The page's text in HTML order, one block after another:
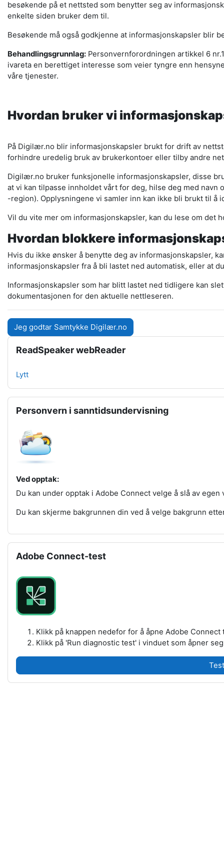
besøkende på et nettsted som benytter seg av
enkelte siden bruker dem til.
Besøkende må også godkjenne at informasjonskapsler blir
Behandlingsgrunnlag: Personvernforordningen artikkel 6
ivareta en berettiget interesse som veier tyngre enn
våre tjenester.
Hvordan bruker vi
På Digilær.no blir informasjonskapsler brukt for drift av
forhindre uredelig bruk av brukerkontoer eller tilby andre
Digilær.no bruker funksjonelle informasjonskapsler, disse
at vi kan tilpasse innholdet vårt for deg, hilse deg med
-region). Opplysningene vi samler inn kan ikke bli brukt til å
Vil du vite mer om informasjonskapsler, kan du lese om det
Hvordan blokkere
Hvis du ikke ønsker å benytte deg av informasjonskapsler,
informasjonskapsler fra å bli lastet ned automatisk, eller at
Informasjonskapsler som har blitt lastet ned tidligere kan
dokumentasjonen for den aktuelle nettleseren.
Jeg godtar Samtykke Digilær.no
Blokker
Hopp over ReadSpeaker webReader
ReadSpeaker webReader
Lytt
Hopp over Personvern i sanntidsundervisning
Personvern i sanntidsundervisning
Ved opptak:
Du kan under opptak i Adobe Connect velge å slå av egen
Du kan skjerme bakgrunnen din ved å velge bakgrunn
Hopp over Adobe Connect-test
Adobe Connect-test
Klikk på knappen nedefor for å åpne Adobe
Klikk på 'Run diagnostic test' i vinduet som åpner